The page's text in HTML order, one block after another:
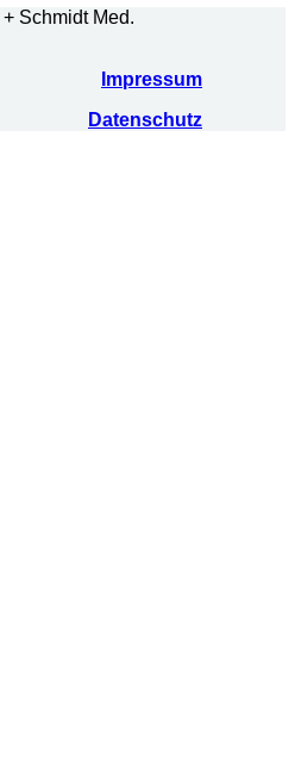
Schmidt Med.
Impressum
Datenschutz